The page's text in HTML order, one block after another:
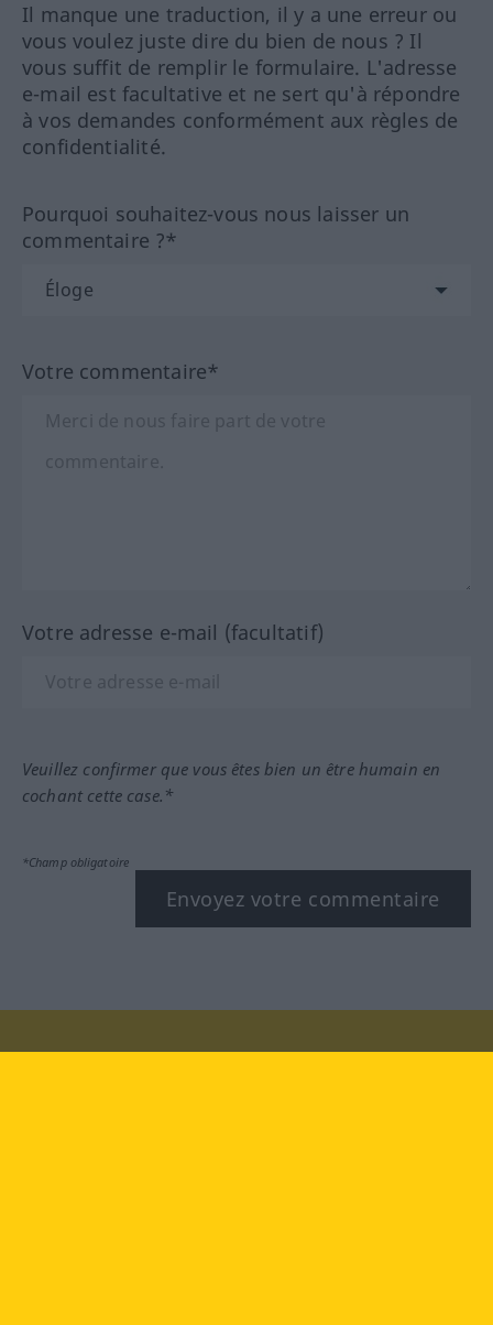
Il manque une traduction, il y a une erreur ou
vous voulez juste dire du bien de nous ? Il
vous suffit de remplir le formulaire. L'adresse
e-mail est facultative et ne sert qu'à répondre
à vos demandes conformément aux règles de
confidentialité.
Pourquoi souhaitez-vous nous laisser un
commentaire ?*
Votre commentaire*
Votre adresse e-mail (facultatif)
Veuillez confirmer que vous êtes bien un être humain en
cochant cette case.*
*Champ obligatoire
Envoyez votre commentaire